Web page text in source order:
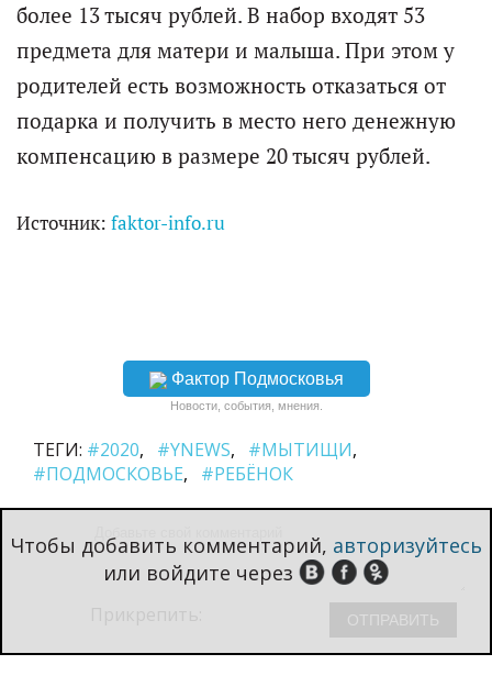
более 13 тысяч рублей. В набор входят 53
предмета для матери и малыша. При этом у
родителей есть возможность отказаться от
подарка и получить в место него денежную
компенсацию в размере 20 тысяч рублей.
Источник: faktor-info.ru
Фактор Подмосковья
Новости, события, мнения.
ТЕГИ: #2020 #YNEWS
#МЫТИЩИ
#ПОДМОСКОВЬЕ
#РЕБЁНОК
Чтобы добавить комментарий, авторизуйтесь
или войдите через